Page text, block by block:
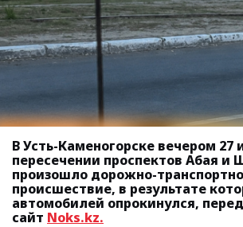
В Усть-Каменогорске вечером 27
пересечении проспектов Абая и
произошло дорожно-
происшествие, в результате
автомобилей опрокинулся,
сайт Noks.kz.